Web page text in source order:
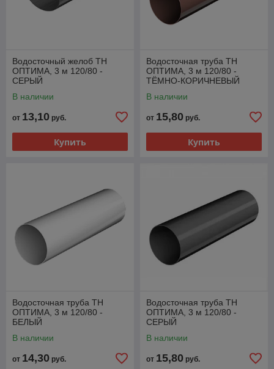
Водосточный желоб ТН
ОПТИМА, 3 м 120/80 -
СЕРЫЙ
В наличии
от 13,10 руб.
Купить
Водосточная труба ТН
ОПТИМА, 3 м 120/80 -
ТЁМНО-КОРИЧНЕВЫЙ
В наличии
от 15,80 руб.
Купить
Водосточная труба ТН
ОПТИМА, 3 м 120/80 -
БЕЛЫЙ
В наличии
от 14,30 руб.
Водосточная труба ТН
ОПТИМА, 3 м 120/80 -
СЕРЫЙ
В наличии
от 15,80 руб.